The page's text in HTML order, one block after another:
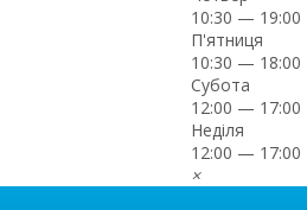
10:30 — 19:00
П'ятниця
10:30 — 18:00
Субота
12:00 — 17:00
Неділя
12:00 — 17:00
×